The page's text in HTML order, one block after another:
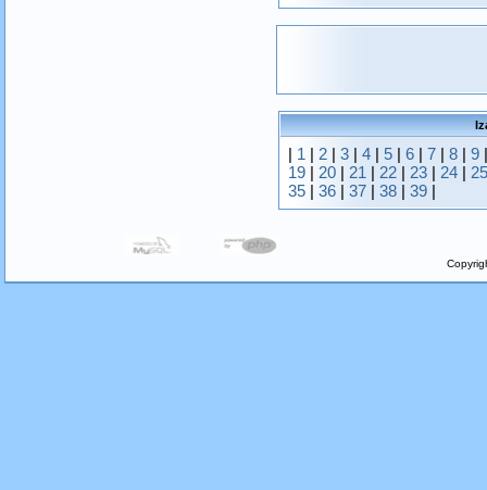
| 1 | 2| 3| 4| 5| 6| 7| 8| 9
19| 20| 21 | 22| 23| 24| 25
35| 36| 37| 38| 39|